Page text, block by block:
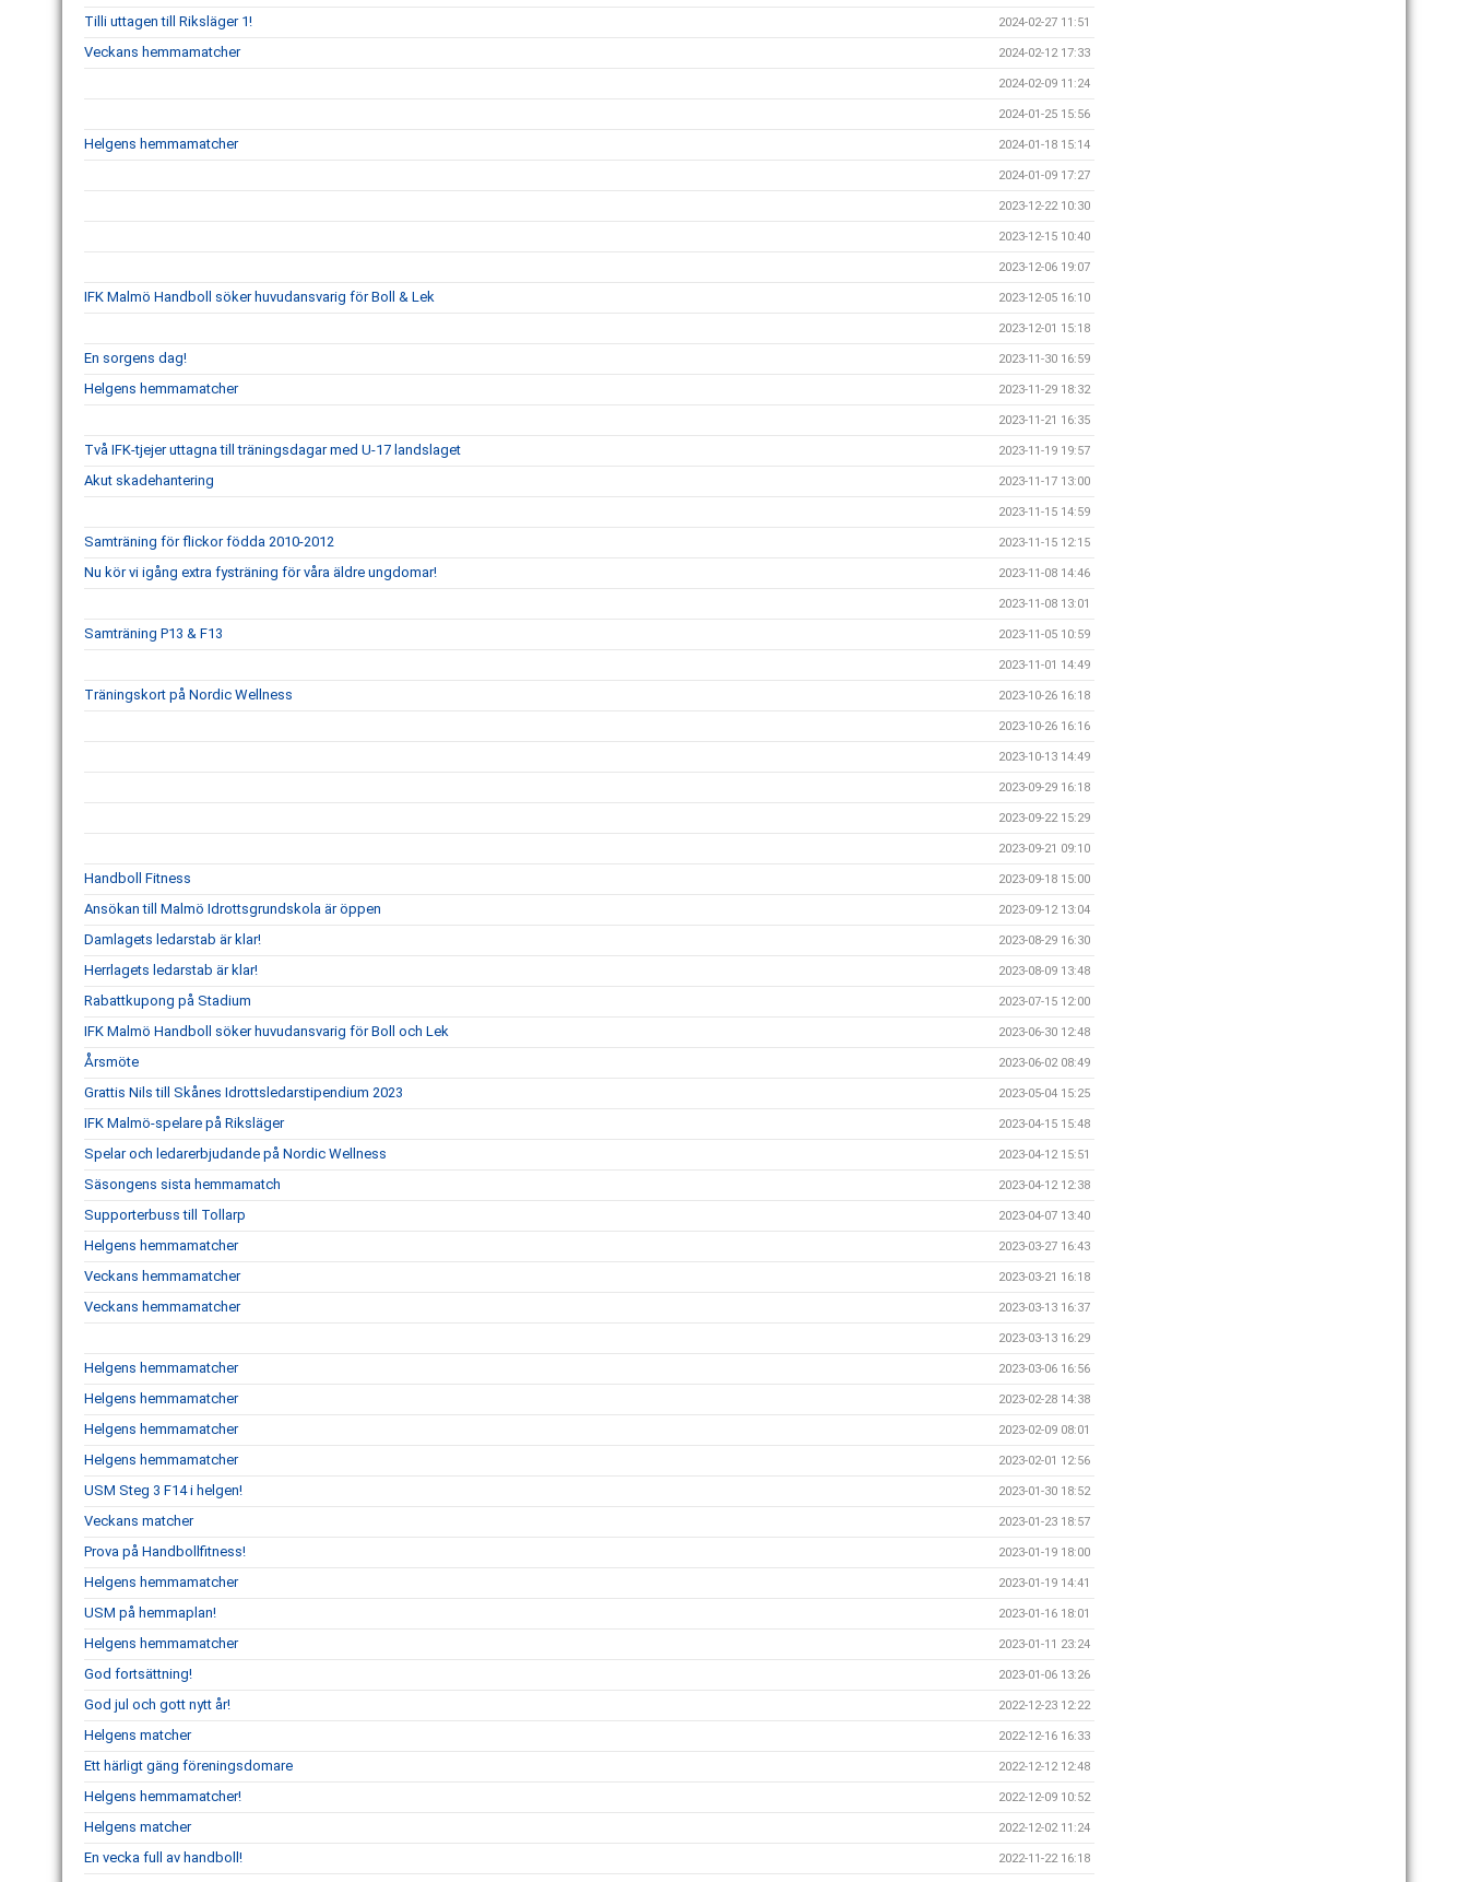
Tilli uttagen till Riksläger 1! 2024-02-27 11:51
Veckans hemmamatcher 2024-02-12 17:33
2024-02-09 11:24
2024-01-25 15:56
Helgens hemmamatcher 2024-01-18 15:14
2024-01-09 17:27
2023-12-22 10:30
2023-12-15 10:40
2023-12-06 19:07
IFK Malmö Handboll söker huvudansvarig för Boll & Lek 2023-12-05 16:10
2023-12-01 15:18
En sorgens dag! 2023-11-30 16:59
Helgens hemmamatcher 2023-11-29 18:32
2023-11-21 16:35
Två IFK-tjejer uttagna till träningsdagar med U-17 landslaget 2023-11-19 19:57
Akut skadehantering 2023-11-17 13:00
2023-11-15 14:59
Samträning för flickor födda 2010-2012 2023-11-15 12:15
Nu kör vi igång extra fysträning för våra äldre ungdomar! 2023-11-08 14:46
2023-11-08 13:01
Samträning P13 & F13 2023-11-05 10:59
2023-11-01 14:49
Träningskort på Nordic Wellness 2023-10-26 16:18
2023-10-26 16:16
2023-10-13 14:49
2023-09-29 16:18
2023-09-22 15:29
2023-09-21 09:10
Handboll Fitness 2023-09-18 15:00
Ansökan till Malmö Idrottsgrundskola är öppen 2023-09-12 13:04
Damlagets ledarstab är klar! 2023-08-29 16:30
Herrlagets ledarstab är klar! 2023-08-09 13:48
Rabattkupong på Stadium 2023-07-15 12:00
IFK Malmö Handboll söker huvudansvarig för Boll och Lek 2023-06-30 12:48
Årsmöte 2023-06-02 08:49
Grattis Nils till Skånes Idrottsledarstipendium 2023 2023-05-04 15:25
IFK Malmö-spelare på Riksläger 2023-04-15 15:48
Spelar och ledarerbjudande på Nordic Wellness 2023-04-12 15:51
Säsongens sista hemmamatch 2023-04-12 12:38
Supporterbuss till Tollarp 2023-04-07 13:40
Helgens hemmamatcher 2023-03-27 16:43
Veckans hemmamatcher 2023-03-21 16:18
Veckans hemmamatcher 2023-03-13 16:37
2023-03-13 16:29
Helgens hemmamatcher 2023-03-06 16:56
Helgens hemmamatcher 2023-02-28 14:38
Helgens hemmamatcher 2023-02-09 08:01
Helgens hemmamatcher 2023-02-01 12:56
USM Steg 3 F14 i helgen! 2023-01-30 18:52
Veckans matcher 2023-01-23 18:57
Prova på Handbollfitness! 2023-01-19 18:00
Helgens hemmamatcher 2023-01-19 14:41
USM på hemmaplan! 2023-01-16 18:01
Helgens hemmamatcher 2023-01-11 23:24
God fortsättning! 2023-01-06 13:26
God jul och gott nytt år! 2022-12-23 12:22
Helgens matcher 2022-12-16 16:33
Ett härligt gäng föreningsdomare 2022-12-12 12:48
Helgens hemmamatcher! 2022-12-09 10:52
Helgens matcher 2022-12-02 11:24
En vecka full av handboll! 2022-11-22 16:18